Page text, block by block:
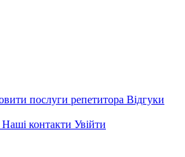
послуги репетитора Відгуки
Наші контакти Увійти